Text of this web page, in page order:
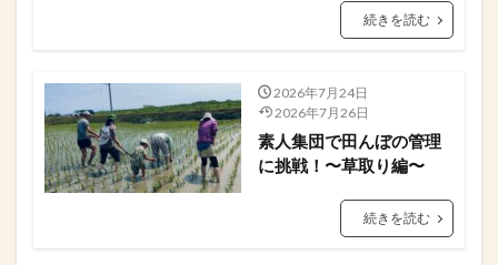
続きを読む
2026年7月24日
2026年7月26日
素人集団で田んぼの管理
に挑戦！〜草取り編〜
続きを読む